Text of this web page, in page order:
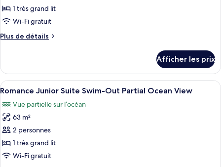
le
jardin
(Swim
out)
le
jardin
(Swim
out)
ce
type
chambre :
Swim-
Out
Ocean
View
1 très grand lit
Wi-Fi gratuit
Plus de détails
Plus
Junior
Suite
Swim-
Partial
Ocean
Afficher les prix
Afficher
toutes
les
photos
pour
ce
type
Une chambre d’hôtel moderne dotée
5
Romance Junior Suite Swim-Out Partial Ocean View
Vue partielle sur l’océan
63 m²
2 personnes
1 très grand lit
Wi-Fi gratuit